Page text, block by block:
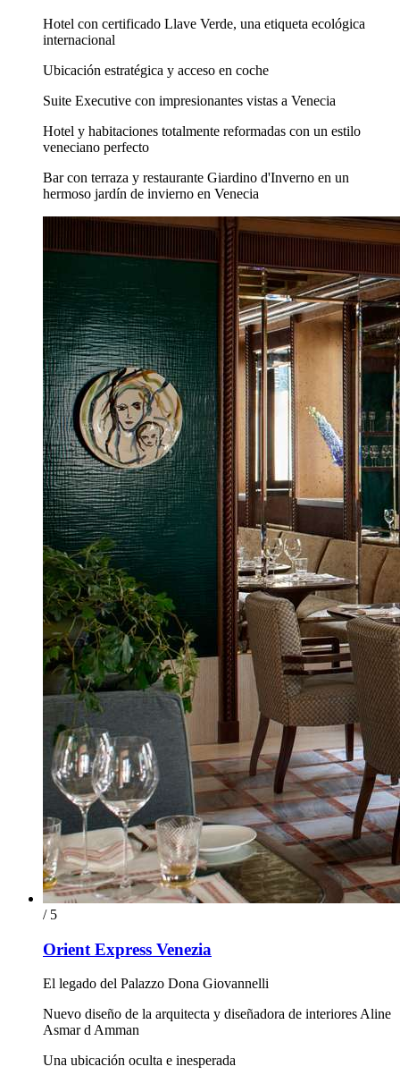
Hotel con certificado Llave Verde, una etiqueta ecológica
internacional
Ubicación estratégica y acceso en coche
Suite Executive con impresionantes vistas a Venecia
Hotel y habitaciones totalmente reformadas con un estilo
veneciano perfecto
Bar con terraza y restaurante Giardino d'Inverno en un
hermoso jardín de invierno en Venecia
/ 5
Orient Express Venezia
El legado del Palazzo Dona Giovannelli
Nuevo diseño de la arquitecta y diseñadora de interiores Aline
Asmar d Amman
Una ubicación oculta e inesperada